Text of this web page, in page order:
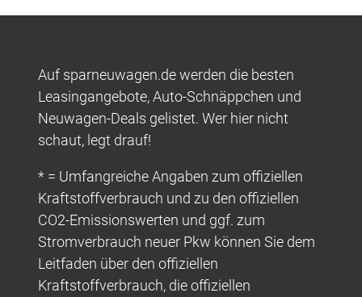
Auf sparneuwagen.de werden die besten
Leasingangebote, Auto-Schnäppchen und
Neuwagen-Deals gelistet. Wer hier nicht
schaut, legt drauf!
* = Umfangreiche Angaben zum offiziellen
Kraftstoffverbrauch und zu den offiziellen
CO2-Emissionswerten und ggf. zum
Stromverbrauch neuer Pkw können Sie dem
Leitfaden über den offiziellen
Kraftstoffverbrauch, die offiziellen